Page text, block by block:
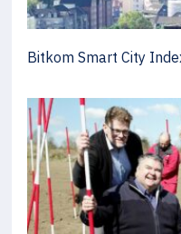
Bitkom Smart City